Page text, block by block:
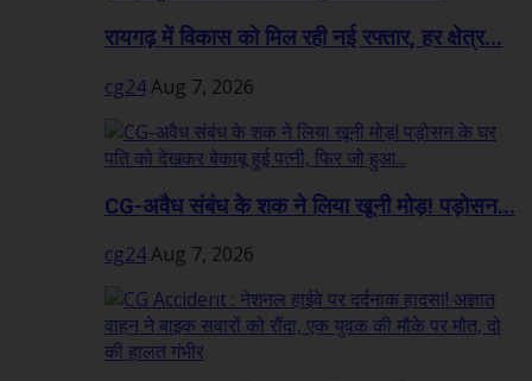
रायगढ़ में विकास को मिल रही नई रफ्तार, हर क्षेत्र...
cg24Aug 7, 2026
CG-अवैध संबंध के शक ने लिया खूनी मोड़! पड़ोसन...
cg24Aug 7, 2026